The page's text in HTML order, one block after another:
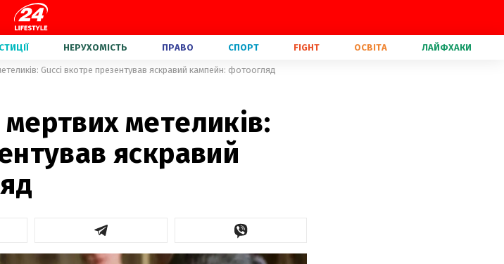
НЕРУХОМІСТЬ ПРАВО СПОРТ FIGHT ОСВІТА ЛАЙФХАКИ
Gucci вкотре презентував яскравий кампейн: фотоогляд
метеликів:
яскравий